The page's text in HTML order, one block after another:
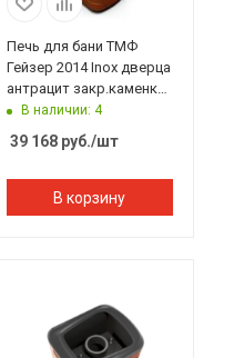
Печь для бани ТМФ
Гейзер 2014 Inox дверца
антрацит закр.каменка
терракота
В наличии: 4
39 168руб./шт
В корзину